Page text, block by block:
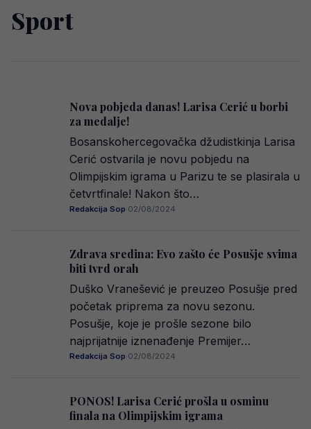
Sport
Nova pobjeda danas! Larisa Cerić u borbi
za medalje!
Bosanskohercegovačka džudistkinja Larisa
Cerić ostvarila je novu pobjedu na
Olimpijskim igrama u Parizu te se plasirala u
četvrtfinale! Nakon što…
Redakcija Sop·02/08/2024
Zdrava sredina: Evo zašto će Posušje svima
biti tvrd orah
Duško Vranešević je preuzeo Posušje pred
početak priprema za novu sezonu.
Posušje, koje je prošle sezone bilo
najprijatnije iznenađenje Premijer…
Redakcija Sop·02/08/2024
PONOS! Larisa Cerić prošla u osminu
finala na Olimpijskim igrama